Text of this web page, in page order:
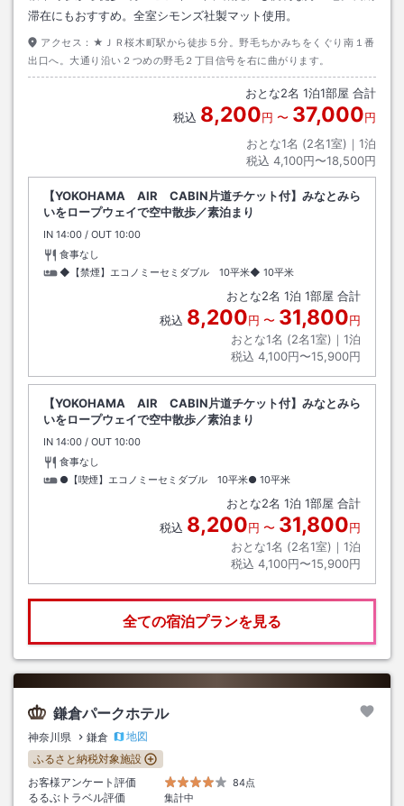
滞在にもおすすめ。全室シモンズ社製マット使用。
アクセス： ★ＪＲ桜木町駅から徒歩５分。野毛ちかみちをくぐり南１番
出口へ。大通り沿い２つめの野毛２丁目信号を右に曲がります。
おとな2名 1泊1部屋 合計
税込 8,200円 〜 37,000円
おとな1名 (2名1室)｜ 1泊
税込 4,100円〜18,500円
【YOKOHAMA AIR CABIN片道チケット付】みなとみら
いをロープウェイで空中散歩／素泊まり
IN チェックイン
14:00 / OUT チェックアウト
10:00
食事なし
◆【禁煙】エコノミーセミダブル 10平米◆ 10平米
おとな2名 1泊 1部屋 合計
税込 8,200円 〜 31,800円
おとな1名 (2名1室)｜ 1泊
税込 4,100円〜15,900円
【YOKOHAMA AIR CABIN片道チケット付】みなとみら
いをロープウェイで空中散歩／素泊まり
IN チェックイン
14:00 / OUT チェックアウト
10:00
食事なし
●【喫煙】エコノミーセミダブル 10平米● 10平米
おとな2名 1泊 1部屋 合計
税込 8,200円 〜 31,800円
おとな1名 (2名1室)｜ 1泊
税込 4,100円〜15,900円
全ての宿泊プランを見る
鎌倉パークホテル
神奈川県 鎌倉
地図
ふるさと納税対象施設
お客様アンケート評価
84点
るるぶトラベル評価
集計中